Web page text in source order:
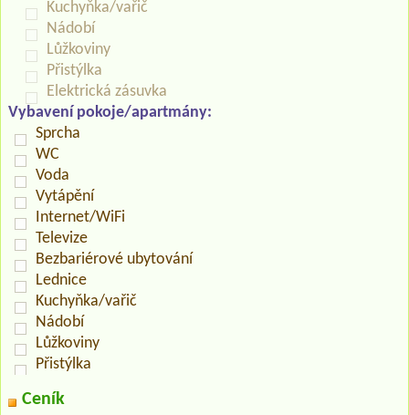
Kuchyňka/vařič
Nádobí
Lůžkoviny
Přistýlka
Elektrická zásuvka
Vybavení pokoje/apartmány:
Sprcha
WC
Voda
Vytápění
Internet/WiFi
Televize
Bezbariérové ubytování
Lednice
Kuchyňka/vařič
Nádobí
Lůžkoviny
Přistýlka
Ceník